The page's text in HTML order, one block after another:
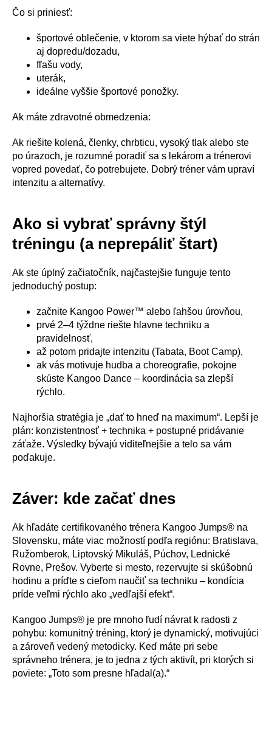
Čo si priniesť:
športové oblečenie, v ktorom sa viete hýbať do strán
aj dopredu/dozadu,
fľašu vody,
uterák,
ideálne vyššie športové ponožky.
Ak máte zdravotné obmedzenia:
Ak riešite kolená, členky, chrbticu, vysoký tlak alebo ste
po úrazoch, je rozumné poradiť sa s lekárom a trénerovi
vopred povedať, čo potrebujete. Dobrý tréner vám upraví
intenzitu a alternatívy.
Ako si vybrať správny štýl
tréningu (a neprepáliť štart)
Ak ste úplný začiatočník, najčastejšie funguje tento
jednoduchý postup:
začnite Kangoo Power™ alebo ľahšou úrovňou,
prvé 2–4 týždne riešte hlavne techniku a
pravidelnosť,
až potom pridajte intenzitu (Tabata, Boot Camp),
ak vás motivuje hudba a choreografie, pokojne
skúste Kangoo Dance – koordinácia sa zlepší
rýchlo.
Najhoršia stratégia je „dať to hneď na maximum“. Lepší je
plán: konzistentnosť + technika + postupné pridávanie
záťaže. Výsledky bývajú viditeľnejšie a telo sa vám
poďakuje.
Záver: kde začať dnes
Ak hľadáte certifikovaného trénera Kangoo Jumps® na
Slovensku, máte viac možností podľa regiónu: Bratislava,
Ružomberok, Liptovský Mikuláš, Púchov, Lednické
Rovne, Prešov. Vyberte si mesto, rezervujte si skúšobnú
hodinu a príďte s cieľom naučiť sa techniku – kondícia
príde veľmi rýchlo ako „vedľajší efekt“.
Kangoo Jumps® je pre mnoho ľudí návrat k radosti z
pohybu: komunitný tréning, ktorý je dynamický, motivujúci
a zároveň vedený metodicky. Keď máte pri sebe
správneho trénera, je to jedna z tých aktivít, pri ktorých si
poviete: „Toto som presne hľadal(a).“